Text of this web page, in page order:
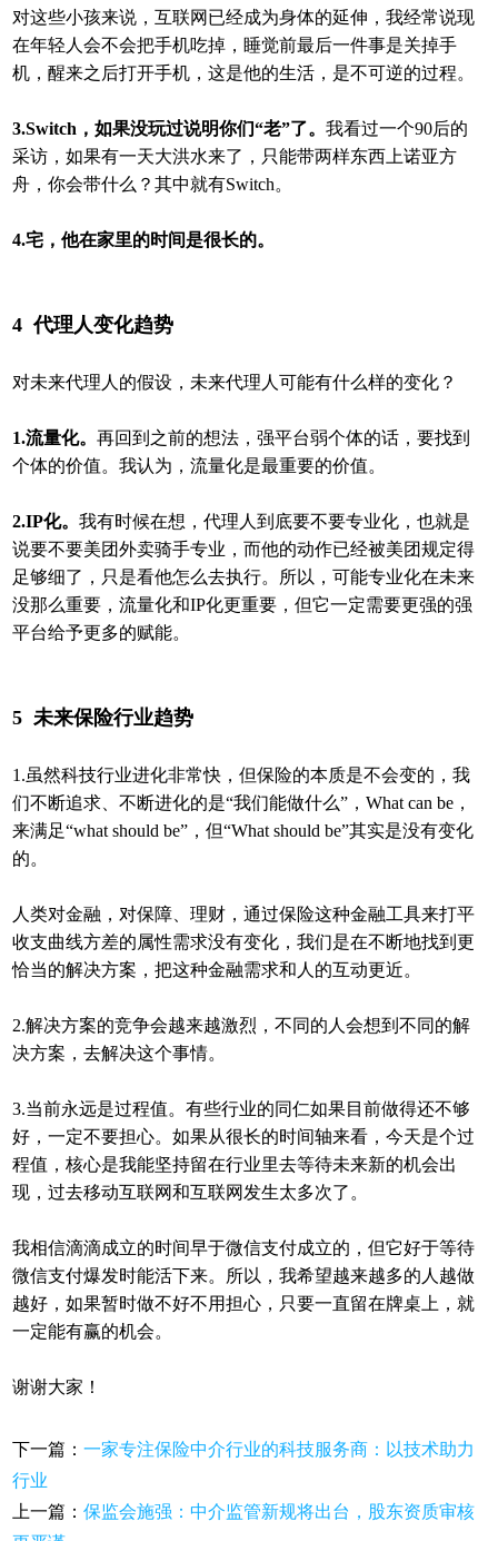
对这些小孩来说，互联网已经成为身体的延伸，我经常说现
在年轻人会不会把手机吃掉，睡觉前最后一件事是关掉手
机，醒来之后打开手机，这是他的生活，是不可逆的过程。
3.Switch，如果没玩过说明你们“老”了。我看过一个90后的
采访，如果有一天大洪水来了，只能带两样东西上诺亚方
舟，你会带什么？其中就有Switch。
4.宅，他在家里的时间是很长的。
4 代理人变化趋势
对未来代理人的假设，未来代理人可能有什么样的变化？
1.流量化。再回到之前的想法，强平台弱个体的话，要找到
个体的价值。我认为，流量化是最重要的价值。
2.IP化。我有时候在想，代理人到底要不要专业化，也就是
说要不要美团外卖骑手专业，而他的动作已经被美团规定得
足够细了，只是看他怎么去执行。所以，可能专业化在未来
没那么重要，流量化和IP化更重要，但它一定需要更强的强
平台给予更多的赋能。
5 未来保险行业趋势
1.虽然科技行业进化非常快，但保险的本质是不会变的，我
们不断追求、不断进化的是“我们能做什么”，What can be，
来满足“what should be”，但“What should be”其实是没有变化
的。
人类对金融，对保障、理财，通过保险这种金融工具来打平
收支曲线方差的属性需求没有变化，我们是在不断地找到更
恰当的解决方案，把这种金融需求和人的互动更近。
2.解决方案的竞争会越来越激烈，不同的人会想到不同的解
决方案，去解决这个事情。
3.当前永远是过程值。有些行业的同仁如果目前做得还不够
好，一定不要担心。如果从很长的时间轴来看，今天是个过
程值，核心是我能坚持留在行业里去等待未来新的机会出
现，过去移动互联网和互联网发生太多次了。
我相信滴滴成立的时间早于微信支付成立的，但它好于等待
微信支付爆发时能活下来。所以，我希望越来越多的人越做
越好，如果暂时做不好不用担心，只要一直留在牌桌上，就
一定能有赢的机会。
谢谢大家！
下一篇：一家专注保险中介行业的科技服务商：以技术助力
行业
上一篇：保监会施强：中介监管新规将出台，股东资质审核